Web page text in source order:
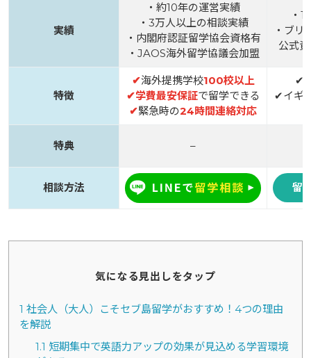
実績
・約10年の運営実績
・3万人以上の相談実績
・内閣府認証留学協会資格有
・JAOS海外留学協議会加盟
・
・ブリ
公式
特徴
✔海外提携学校100校以上
✔学費最安保証で留学できる
✔緊急時の24時間連絡対応
✔
✔イギ
特典 –
相談方法 留
気になる見出しをタップ
1 社会人（大人）こそセブ島留学がおすすめ！4つの理由
を解説
1.1 短期集中で英語力アップの効果が見込める学習環境